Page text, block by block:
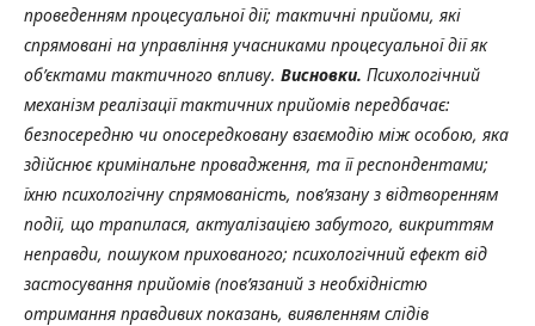
проведенням процесуальної дії; тактичні прийоми, які
спрямовані на управління учасниками процесуальної дії як
об’єктами тактичного впливу. Висновки. Психологічний
механізм реалізації тактичних прийомів передбачає:
безпосередню чи опосередковану взаємодію між особою, яка
здійснює кримінальне провадження, та її респондентами;
їхню психологічну спрямованість, пов’язану з відтворенням
події, що трапилася, актуалізацією забутого, викриттям
неправди, пошуком прихованого; психологічний ефект від
застосування прийомів (пов’язаний з необхідністю
отримання правдивих показань, виявленням слідів